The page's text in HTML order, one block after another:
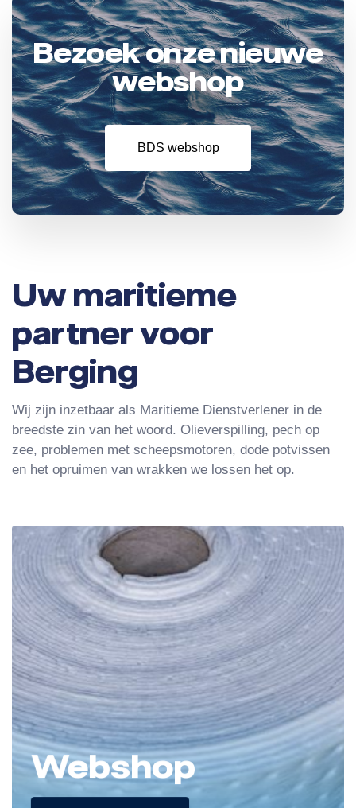
Bezoek onze nieuwe
webshop
BDS webshop
Uw maritieme
partner voor
Berging
Wij zijn inzetbaar als Maritieme Dienstverlener in de
breedste zin van het woord. Olieverspilling, pech op
zee, problemen met scheepsmotoren, dode potvissen
en het opruimen van wrakken we lossen het op.
Webshop